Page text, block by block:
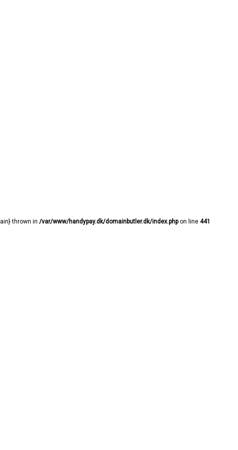
thrown in /var/www/handypay.dk/domainbutler.dk/index.phpon line 441